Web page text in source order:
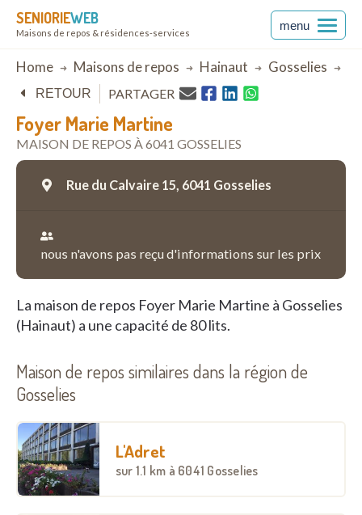
SENIORIEWEB
Maisons de repos & résidences-services
menu
Breadcrumb
Home Maisons de repos Hainaut Gosselies
Foyer Marie Martine
MAISON DE REPOS À 6041 GOSSELIES
RETOUR PARTAGER
Rue du Calvaire 15, 6041 Gosselies
nous n'avons pas reçu d'informations sur les prix
La maison de repos Foyer Marie Martine à Gosselies
(Hainaut) a une capacité de 80 lits.
Maison de repos similaires dans la région de
Gosselies
L'Adret
sur 1.1 km à 6041 Gosselies